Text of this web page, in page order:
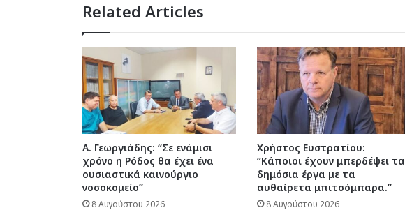
Related Articles
Α. Γεωργιάδης: “Σε ενάμισι
χρόνο η Ρόδος θα έχει ένα
ουσιαστικά καινούργιο
νοσοκομείο”
8 Αυγούστου 2026
Χρήστος Ευστρατίου:
“Κάποιοι έχουν μπερδέψει τα
δημόσια έργα με τα
αυθαίρετα μπιτσόμπαρα.”
8 Αυγούστου 2026